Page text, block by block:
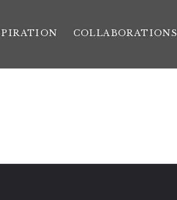
COLLABORATIONS